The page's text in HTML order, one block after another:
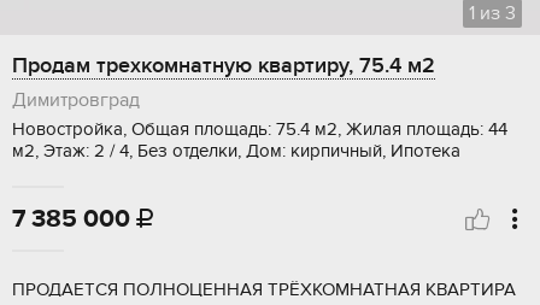
1 из 3
Продам трехкомнатную квартиру, 75.4 м2
Димитровград
Новостройка, Общая площадь: 75.4 м2, Жилая площадь: 44
м2, Этаж: 2 / 4, Без отделки, Дом: кирпичный, Ипотека
7 385 000 
ПPОДАEТCЯ ПOЛHОЦЕННAЯ ТPЁХКОMHATНAЯ KBAPTИРА